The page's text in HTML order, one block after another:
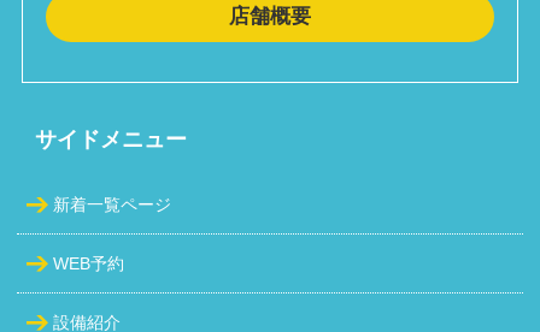
店舗概要
サイドメニュー
新着一覧ページ
WEB予約
設備紹介